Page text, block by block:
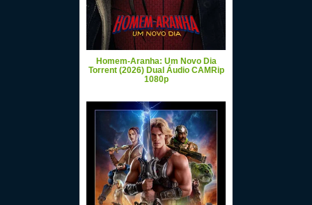
Homem-Aranha: Um Novo Dia
Torrent (2026) Dual Áudio CAMRip
1080p